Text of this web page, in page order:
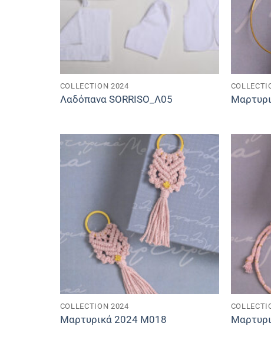
COLLECTION 2024
Λαδόπανα SORRISO_Λ05
COLLECTION 2024
Μαρτυρικά 2024 M018